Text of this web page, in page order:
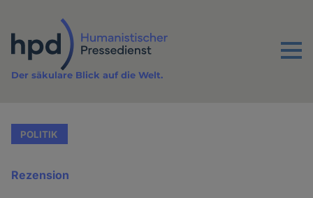
Inhalt
Menu
Der säkulare Blick auf die Welt.
POLITIK
Rezension